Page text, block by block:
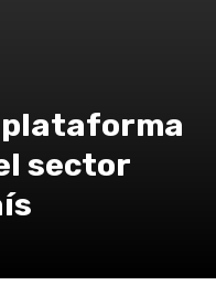
plataforma
sector